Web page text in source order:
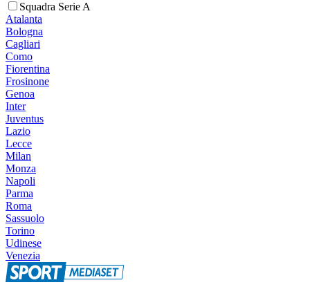
Squadra Serie A
Atalanta
Bologna
Cagliari
Como
Fiorentina
Frosinone
Genoa
Inter
Juventus
Lazio
Lecce
Milan
Monza
Napoli
Parma
Roma
Sassuolo
Torino
Udinese
Venezia